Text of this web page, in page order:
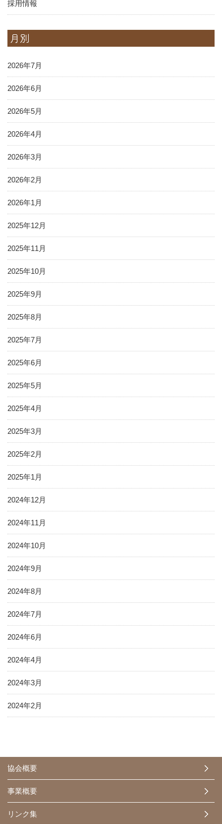
採用情報
月別
2026年7月
2026年6月
2026年5月
2026年4月
2026年3月
2026年2月
2026年1月
2025年12月
2025年11月
2025年10月
2025年9月
2025年8月
2025年7月
2025年6月
2025年5月
2025年4月
2025年3月
2025年2月
2025年1月
2024年12月
2024年11月
2024年10月
2024年9月
2024年8月
2024年7月
2024年6月
2024年4月
2024年3月
2024年2月
協会概要
事業概要
リンク集